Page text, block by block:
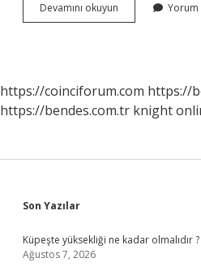
Devamını okuyun
Ne
Yorum
https://coinciforum.com https://
https://bendes.com.tr knight
Sidebar
Son Yazılar
Küpeşte yüksekliği ne kadar olmalıdır ?
Ağustos 7, 2026